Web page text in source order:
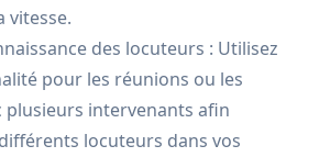
vitesse.
des locuteurs : Utilisez
pour les réunions ou les
plusieurs intervenants afin
locuteurs dans vos